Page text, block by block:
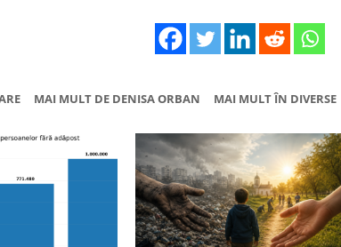
MAI MULT DE DENISA ORBAN MAI MULT ÎN DIVERSE